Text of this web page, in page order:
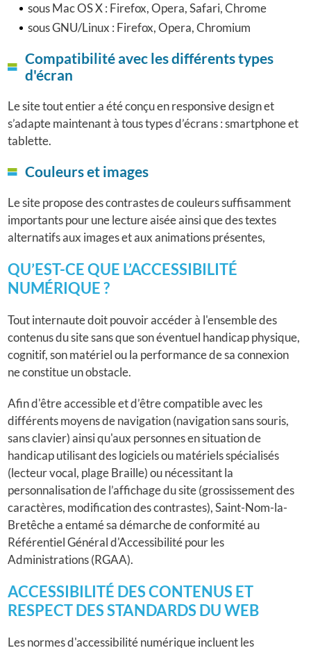
sous Mac OS X : Firefox, Opera, Safari, Chrome
sous GNU/Linux : Firefox, Opera, Chromium
Compatibilité avec les différents types
d'écran
Le site tout entier a été conçu en responsive design et
s’adapte maintenant à tous types d’écrans : smartphone et
tablette.
Couleurs et images
Le site propose des contrastes de couleurs suffisamment
importants pour une lecture aisée ainsi que des textes
alternatifs aux images et aux animations présentes,
QU’EST-CE QUE L’ACCESSIBILITÉ
NUMÉRIQUE ?
Tout internaute doit pouvoir accéder à l'ensemble des
contenus du site sans que son éventuel handicap physique,
cognitif, son matériel ou la performance de sa connexion
ne constitue un obstacle.
Afin d'être accessible et d’être compatible avec les
différents moyens de navigation (navigation sans souris,
sans clavier) ainsi qu'aux personnes en situation de
handicap utilisant des logiciels ou matériels spécialisés
(lecteur vocal, plage Braille) ou nécessitant la
personnalisation de l’affichage du site (grossissement des
caractères, modification des contrastes), Saint-Nom-la-
Bretêche a entamé sa démarche de conformité au
Référentiel Général d'Accessibilité pour les
Administrations (RGAA).
ACCESSIBILITÉ DES CONTENUS ET
RESPECT DES STANDARDS DU WEB
Les normes d'accessibilité numérique incluent les